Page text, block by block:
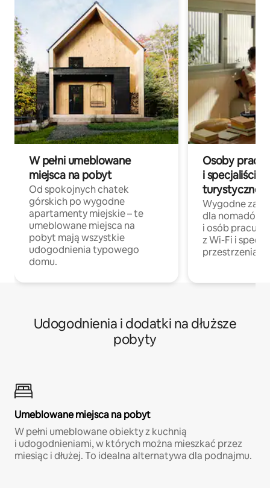
W pełni umeblowane
miejsca na pobyt
Od spokojnych chatek
górskich po wygodne
apartamenty miejskie – te
umeblowane miejsca na
pobyt mają wszystkie
udogodnienia typowego
domu.
Osoby
i specjaliści z
turystycznej
Wygodne
dla nomadów
i osób
z Wi-Fi i
przestrzenią
Udogodnienia i dodatki na dłuższe
pobyty
Umeblowane miejsca na pobyt
W pełni umeblowane obiekty z kuchnią
i udogodnieniami, w których można mieszkać przez
miesiąc i dłużej. To idealna alternatywa dla podnajmu.